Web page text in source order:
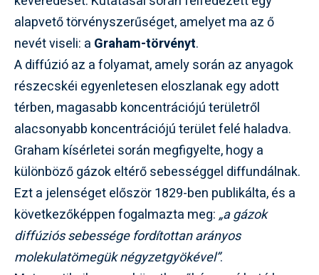
alapvető törvényszerűséget, amelyet ma az ő
nevét viseli: a Graham-törvényt.
A diffúzió az a folyamat, amely során az anyagok
részecskéi egyenletesen eloszlanak egy adott
térben, magasabb koncentrációjú területről
alacsonyabb koncentrációjú terület felé haladva.
Graham kísérletei során megfigyelte, hogy a
különböző gázok eltérő sebességgel diffundálnak.
Ezt a jelenséget először 1829-ben publikálta, és a
következőképpen fogalmazta meg:„a gázok
diffúziós sebessége fordítottan arányos
molekulatömegük négyzetgyökével”.